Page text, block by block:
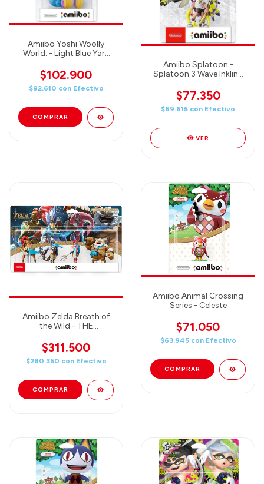
Amiibo Yoshi Woolly
World. - Light Blue Yarn
$102.900
$92.610 con Efectivo
Amiibo Splatoon -
Splatoon 3 Wave Inkling
$77.350
$69.615 con Efectivo
VER
Amiibo Zelda Breath of
the Wild - THE
$311.500
$280.350 con Efectivo
Amiibo Animal Crossing
Series - Celeste
$71.050
$63.945 con Efectivo